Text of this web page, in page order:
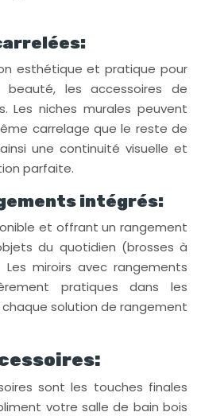
esthétique et pratique pour
les accessoires de
Les niches murales peuvent
carrelage que le reste de
une continuité visuelle et
parfaite.
intégrés:
et offrant un rangement
du quotidien (brosses à
miroirs avec rangements
pratiques dans les
solution de rangement
sont les touches finales
votre salle de bain bois